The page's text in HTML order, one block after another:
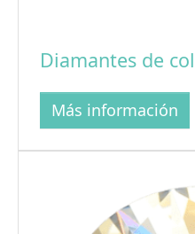
Diamantes de
Más información